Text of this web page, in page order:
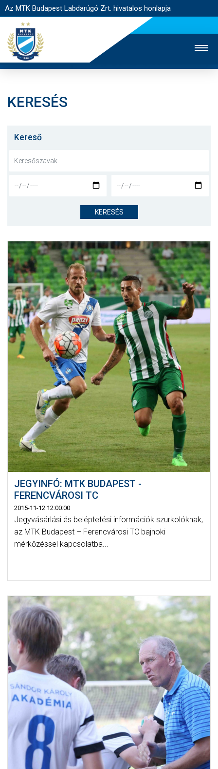
Az MTK Budapest Labdarúgó Zrt. hivatalos honlapja
JEGYÉRTÉKESÍTÉS
NYITÓLAP
CSAPATOK
KLUB
GALÉRIA
SZURKOLÓI ÉLMÉNYEK
AKKREDITÁCIÓ
KERESÉS
Kereső
KERESÉS
JEGYINFÓ: MTK BUDAPEST -
FERENCVÁROSI TC
2015-11-12 12:00:00
Jegyvásárlási és beléptetési információk szurkolóknak,
az MTK Budapest – Ferencvárosi TC bajnoki
mérkőzéssel kapcsolatba...